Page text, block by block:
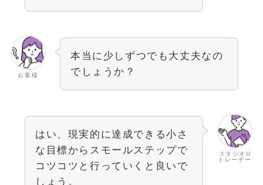
お客様
本当に少しずつでも大丈夫なの
でしょうか？
スタジオU
トレーナー
はい、現実的に達成できる小さ
な目標からスモールステップで
コツコツと行っていくと良いで
しょう。